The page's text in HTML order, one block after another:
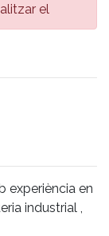
el
experiència en
industrial ,